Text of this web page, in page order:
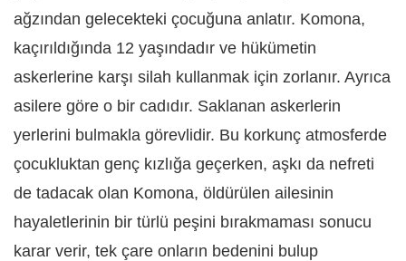
ağzından gelecekteki çocuğuna anlatır. Komona,
kaçırıldığında 12 yaşındadır ve hükümetin
askerlerine karşı silah kullanmak için zorlanır. Ayrıca
asilere göre o bir cadıdır. Saklanan askerlerin
yerlerini bulmakla görevlidir. Bu korkunç atmosferde
çocukluktan genç kızlığa geçerken, aşkı da nefreti
de tadacak olan Komona, öldürülen ailesinin
hayaletlerinin bir türlü peşini bırakmaması sonucu
karar verir, tek çare onların bedenini bulup